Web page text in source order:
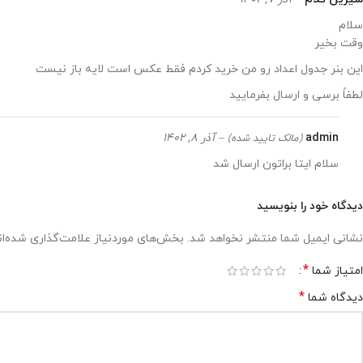
سلام
وقت بخیر
این بنر جدول اعداد رو من خرید کردم فقط عکس است لایه باز نیست
لطفاً برسی و ارسال بفرمایید
admin (مالک تایید شده) – آذر 8, 1402
سلام ایتا براتون ارسال شد
دیدگاه خود را بنویسید
نشانی ایمیل شما منتشر نخواهد شد. بخش‌های موردنیاز علامت‌گذاری
امتیاز شما *
دیدگاه شما *